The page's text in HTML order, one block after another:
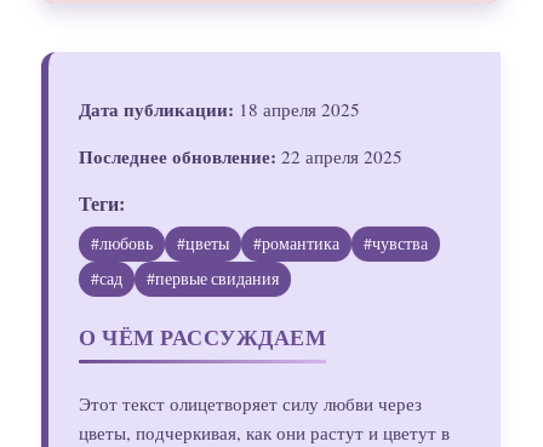
Дата публикации: 18 апреля 2025
Последнее обновление: 22 апреля 2025
Теги:
#любовь #цветы #романтика
#чувства
#сад
#первые свидания
О ЧЁМ РАССУЖДАЕМ
Этот текст олицетворяет силу любви через
цветы, подчеркивая, как они растут и цветут в